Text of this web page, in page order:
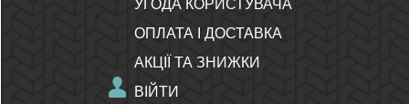
УГОДА КОРИСТУВАЧА
ОПЛАТА І ДОСТАВКА
АКЦІЇ ТА ЗНИЖКИ
ВІЙТИ